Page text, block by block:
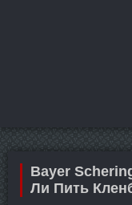
Bayer
Ли Пить